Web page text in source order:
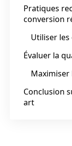
Pratiques
conversion
Utiliser
Évaluer la
Maximiser
Conclusion
art